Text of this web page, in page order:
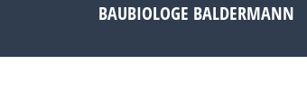
BAUBIOLOGE BALDERMANN